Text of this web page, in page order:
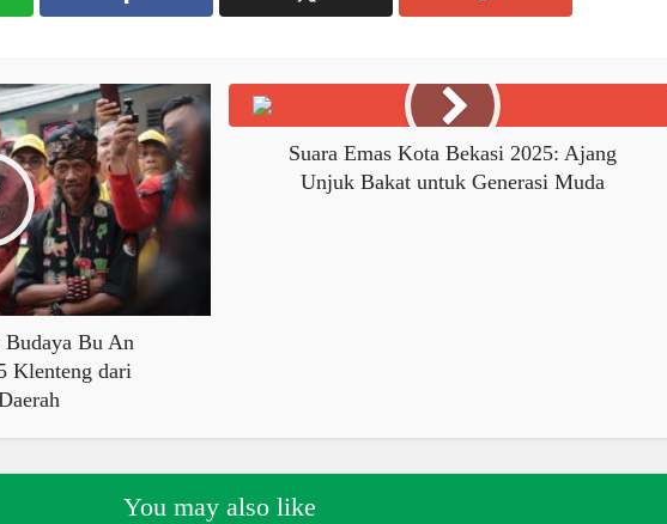
Bu An
Klenteng dari
Suara Emas Kota Bekasi 2025: Ajang
Unjuk Bakat untuk Generasi Muda
You may also like